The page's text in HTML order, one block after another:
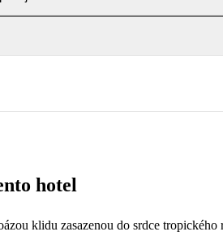
hotel
klidu zasazenou do srdce